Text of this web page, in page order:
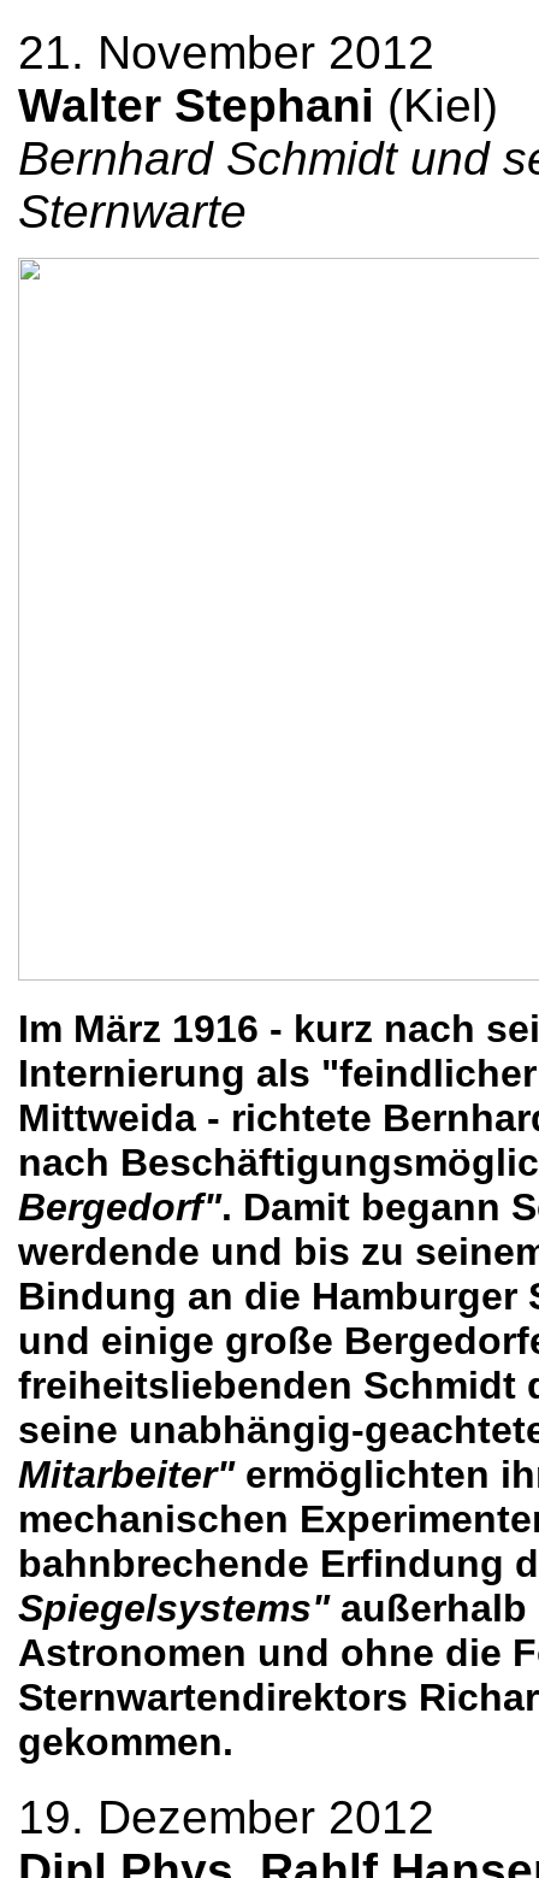
21. November 2012
Walter Stephani (Kiel)
Bernhard Schmidt und
Sternwarte
Im März 1916 - kurz nach
Internierung als
Mittweida - richtete
nach
Bergedorf". Damit begann
werdende und bis zu
Bindung an die Hamburger
und einige große
freiheitsliebenden Schmidt
seine unabhängig-
Mitarbeiter"ermöglichten
mechanischen
bahnbrechende Erfindung
Spiegelsystems"außerhalb
Astronomen und ohne die
Sternwartendirektors
gekommen.
19. Dezember 2012